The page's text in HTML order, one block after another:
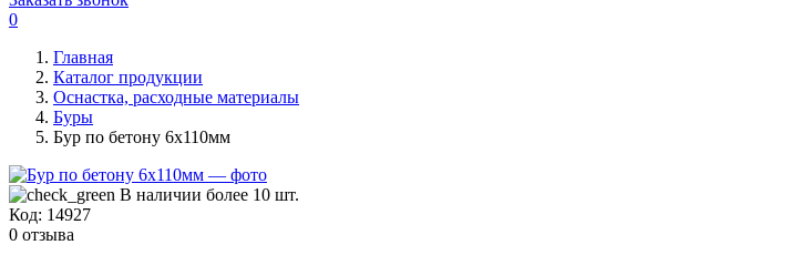
0
Главная
Каталог продукции
Оснастка, расходные материалы
Буры
Бур по бетону 6х110мм
В наличии более 10 шт.
Код: 14927
0 отзыва